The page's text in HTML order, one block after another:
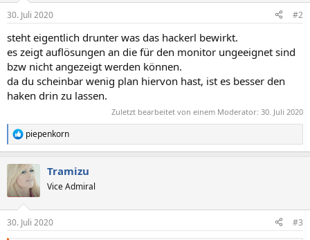
30. Juli 2020 #2
steht eigentlich drunter was das hackerl bewirkt.
es zeigt auflösungen an die für den monitor ungeeignet sind
bzw nicht angezeigt werden können.
da du scheinbar wenig plan hiervon hast, ist es besser den
haken drin zu lassen.
Zuletzt bearbeitet von einem Moderator: 30. Juli 2020
R
e
k
t
i
e
piepenkorn
Tramizu
Vice Admiral
30. Juli 2020 #3